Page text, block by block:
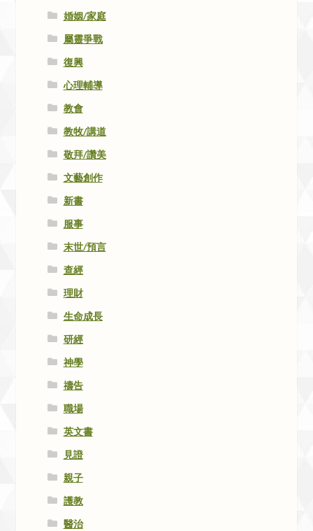
婚姻/家庭
屬靈爭戰
復興
心理輔導
教會
教牧/講道
敬拜/讚美
文藝創作
新書
服事
末世/預言
查經
理財
生命成長
研經
神學
禱告
職場
英文書
見證
親子
護教
醫治